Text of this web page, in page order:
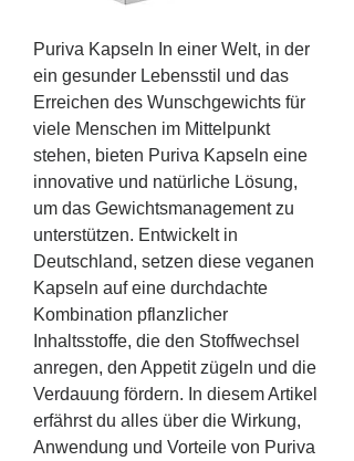
Puriva Kapseln In einer Welt, in der
ein gesunder Lebensstil und das
Erreichen des Wunschgewichts für
viele Menschen im Mittelpunkt
stehen, bieten Puriva Kapseln eine
innovative und natürliche Lösung,
um das Gewichtsmanagement zu
unterstützen. Entwickelt in
Deutschland, setzen diese veganen
Kapseln auf eine durchdachte
Kombination pflanzlicher
Inhaltsstoffe, die den Stoffwechsel
anregen, den Appetit zügeln und die
Verdauung fördern. In diesem Artikel
erfährst du alles über die Wirkung,
Anwendung und Vorteile von Puriva